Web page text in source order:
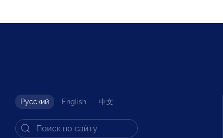
Русский English 中文